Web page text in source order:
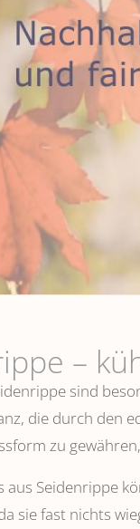
–
sind
die durch den
zu
aus Seidenrippe
sie fast nichts